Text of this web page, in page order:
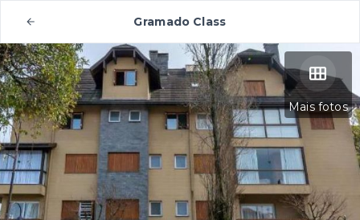
Gramado Class
Mais fotos